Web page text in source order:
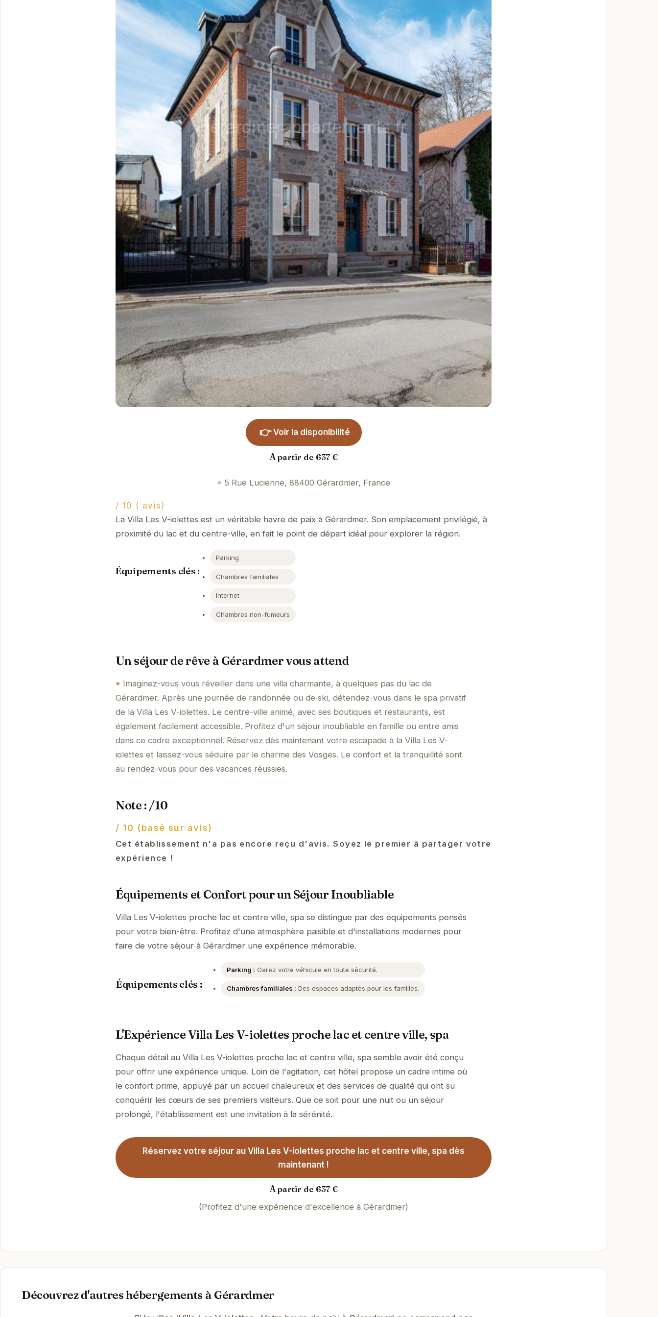
👉 Voir la disponibilité
À partir de 637 €
5 Rue Lucienne, 88400 Gérardmer, France
/ 10 ( avis)
La Villa Les V-iolettes est un véritable havre de paix à Gérardmer. Son emplacement privilégié, à
proximité du lac et du centre-ville, en fait le point de départ idéal pour explorer la région.
Équipements clés :
Parking
Chambres familiales
Internet
Chambres non-fumeurs
Un séjour de rêve à Gérardmer vous attend
Imaginez-vous vous réveiller dans une villa charmante, à quelques pas du lac de
Gérardmer. Après une journée de randonnée ou de ski, détendez-vous dans le spa privatif
de la Villa Les V-iolettes. Le centre-ville animé, avec ses boutiques et restaurants, est
également facilement accessible. Profitez d'un séjour inoubliable en famille ou entre amis
dans ce cadre exceptionnel. Réservez dès maintenant votre escapade à la Villa Les V-
iolettes et laissez-vous séduire par le charme des Vosges. Le confort et la tranquillité sont
au rendez-vous pour des vacances réussies.
Note : /10
/ 10 (basé sur avis)
Cet établissement n'a pas encore reçu d'avis. Soyez le premier à partager votre
expérience !
Équipements et Confort pour un Séjour Inoubliable
Villa Les V-iolettes proche lac et centre ville, spa se distingue par des équipements pensés
pour votre bien-être. Profitez d'une atmosphère paisible et d'installations modernes pour
faire de votre séjour à Gérardmer une expérience mémorable.
Équipements clés :
Parking : Garez votre véhicule en toute sécurité.
Chambres familiales : Des espaces adaptés pour les familles.
L'Expérience Villa Les V-iolettes proche lac et centre ville, spa
Chaque détail au Villa Les V-iolettes proche lac et centre ville, spa semble avoir été conçu
pour offrir une expérience unique. Loin de l'agitation, cet hôtel propose un cadre intime où
le confort prime, appuyé par un accueil chaleureux et des services de qualité qui ont su
conquérir les cœurs de ses premiers visiteurs. Que ce soit pour une nuit ou un séjour
prolongé, l'établissement est une invitation à la sérénité.
Réservez votre séjour au Villa Les V-iolettes proche lac et centre ville, spa dès
maintenant !
À partir de 637 €
(Profitez d'une expérience d'excellence à Gérardmer)
Découvrez d'autres hébergements à Gérardmer